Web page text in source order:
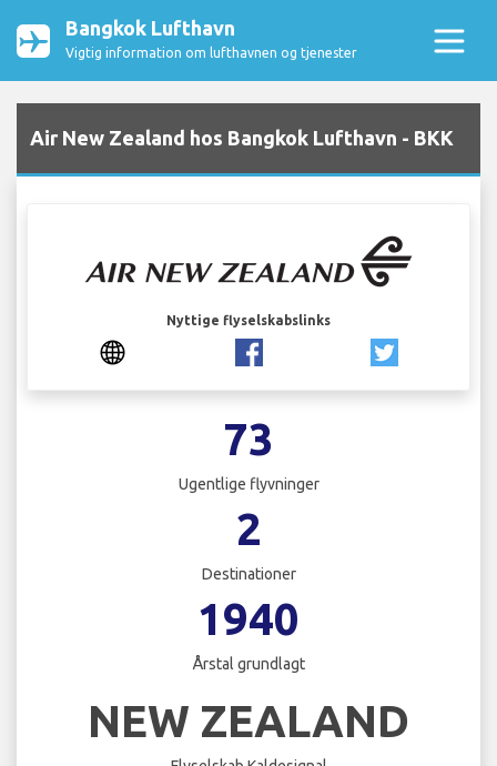
Bangkok Lufthavn
Vigtig information om lufthavnen og tjenester
Air New Zealand hos Bangkok Lufthavn - BKK
Nyttige flyselskabslinks
73
Ugentlige flyvninger
2
Destinationer
1940
Årstal grundlagt
NEW ZEALAND